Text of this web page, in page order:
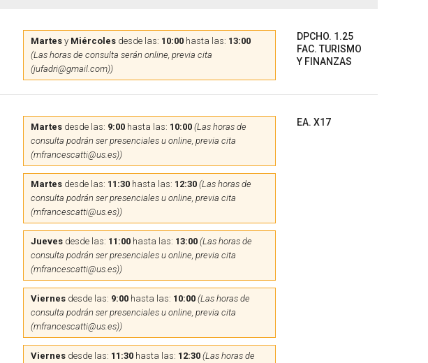
Martesy Miércolesdesde las: 10:00hasta las: 13:00
(Las horas de consulta serán online, previa cita
(jufadri@gmail.com))
DPCHO. 1.25
FAC. TURISMO
Y FINANZAS
Martesdesde las: 9:00hasta las: 10:00 (Las horas de
consulta podrán ser presenciales u online, previa cita
(mfrancescatti@us.es))
Martesdesde las: 11:30hasta las: 12:30 (Las horas de
consulta podrán ser presenciales u online, previa cita
(mfrancescatti@us.es))
Juevesdesde las: 11:00hasta las: 13:00 (Las horas de
consulta podrán ser presenciales u online, previa cita
(mfrancescatti@us.es))
Viernesdesde las: 9:00hasta las: 10:00 (Las horas de
consulta podrán ser presenciales u online, previa cita
(mfrancescatti@us.es))
Viernesdesde las: 11:30hasta las: 12:30 (Las horas de
EA. X17